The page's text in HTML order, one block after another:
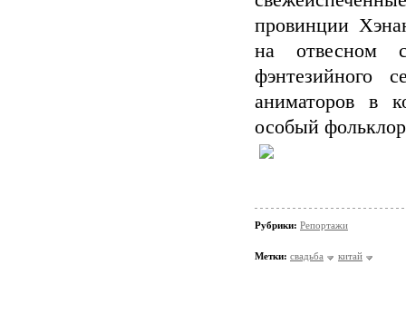
провинции
на отвесном
фэнтезийного
аниматоров в
особый
Рубрики: Репортажи
Метки: свадьба китай